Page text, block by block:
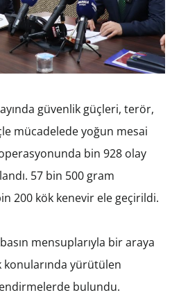
güvenlik güçleri, terör,
mücadelede yoğun mesai
bin 928 olay
57 bin 500 gram
200 kök kenevir ele geçirildi.
mensuplarıyla bir araya
konularında yürütülen
bulundu.